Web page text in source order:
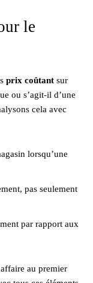
le
prix coûtant sur
ou s’agit-il d’une
cela avec
lorsqu’une
pas seulement
par rapport aux
au premier